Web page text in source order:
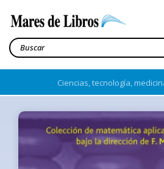
Ciencias, tecnología,